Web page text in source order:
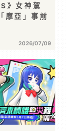
》女神駕
摩亞」事前
2026/07/09